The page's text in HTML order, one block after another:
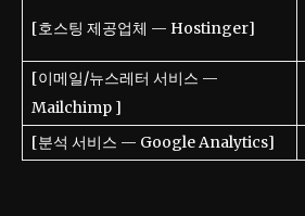
[호스팅 제공업체 — Hostinger]
[이메일/뉴스레터 서비스 —
Mailchimp ]
[분석 서비스 — Google Analytics]